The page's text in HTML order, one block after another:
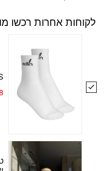
לקוחות אחרות רכשו